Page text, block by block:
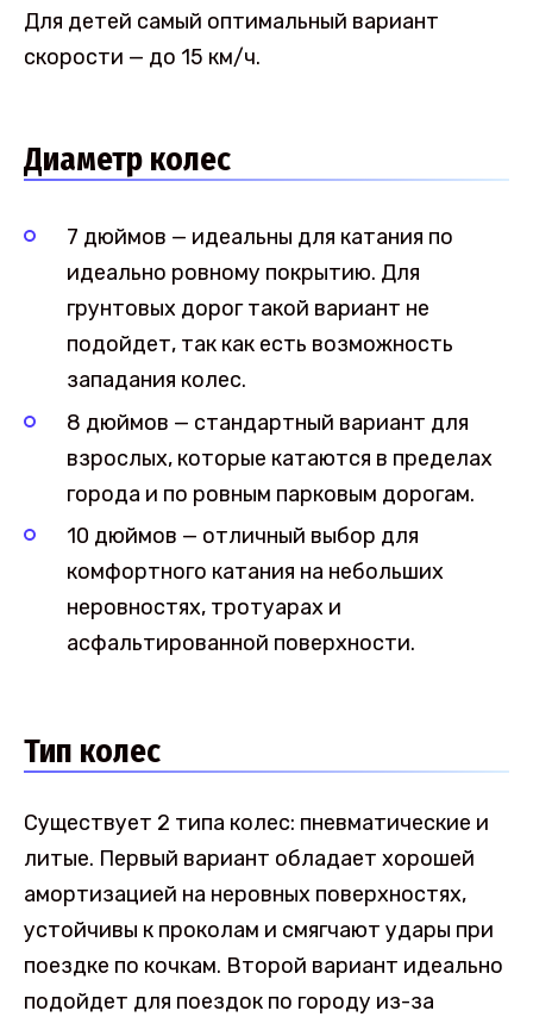
Для детей самый оптимальный вариант
скорости — до 15 км/ч.
Диаметр колес
7 дюймов — идеальны для катания по
идеально ровному покрытию. Для
грунтовых дорог такой вариант не
подойдет, так как есть возможность
западания колес.
8 дюймов — стандартный вариант для
взрослых, которые катаются в пределах
города и по ровным парковым дорогам.
10 дюймов — отличный выбор для
комфортного катания на небольших
неровностях, тротуарах и
асфальтированной поверхности.
Тип колес
Существует 2 типа колес: пневматические и
литые. Первый вариант обладает хорошей
амортизацией на неровных поверхностях,
устойчивы к проколам и смягчают удары при
поездке по кочкам. Второй вариант идеально
подойдет для поездок по городу из-за